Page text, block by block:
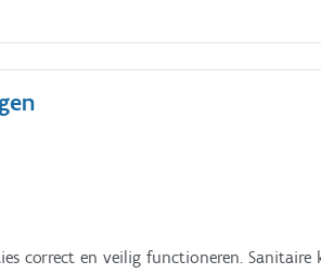
correct en veilig functioneren.